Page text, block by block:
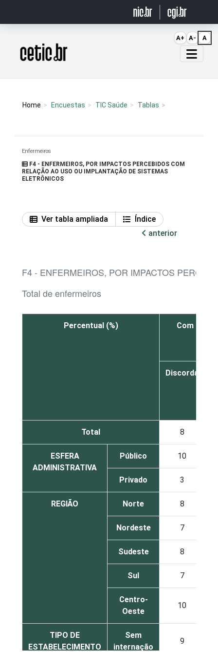
Página inicial
Home Encuestas TIC Saúde Tablas
Enfermeiros
F4 - ENFERMEIROS, POR IMPACTOS PERCEBIDOS COM
RELAÇÃO AO USO OU IMPLANTAÇÃO DE SISTEMAS
ELETRÔNICOS
Ver tabla ampliada
Índice
anterior
F4 - ENFERMEIROS, POR IMPACTOS
Total de enfermeiros
Percentual (%) Com a
Discorda
Total 8
ESFERA
ADMINISTRATIVA
Público 10
Privado 3
REGIÃO Norte 8
Nordeste 7
Sudeste 8
Sul 7
Centro-
Oeste
10
TIPO DE
ESTABELECIMENTO
Sem
internação
9
A+ A- A